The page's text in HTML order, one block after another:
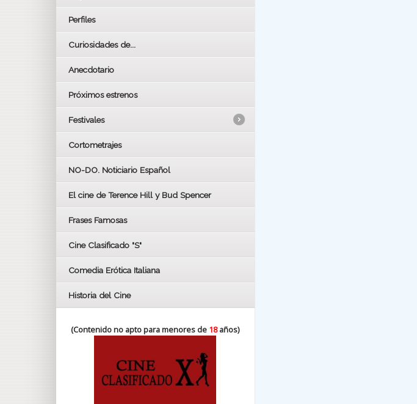
Perfiles
Curiosidades de...
Anecdotario
Próximos estrenos
Festivales
LOS OSCARS
BAFTA
Cortometrajes
NO-DO. Noticiario Español
El cine de Terence Hill y Bud Spencer
Frases Famosas
Cine Clasificado "S"
Comedia Erótica Italiana
Historia del Cine
(Contenido no apto para menores de 18años)